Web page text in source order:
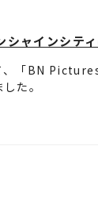
ャインシティ
「BN
た。